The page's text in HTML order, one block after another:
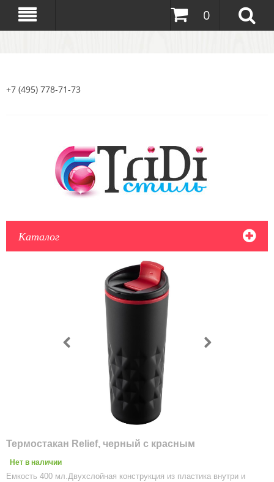
0
+7 (495) 778-71-73
Каталог
Термостакан Relief, черный с красным
Нет в наличии
Емкость 400 мл.Двухслойная конструкция из пластика внутри и